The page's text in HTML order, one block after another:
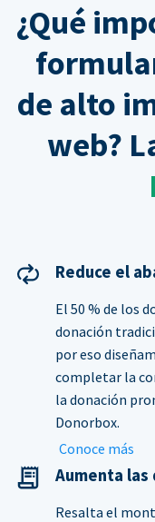
¿Qué
de alto
web?
Reduce el
El 50 % de los
donación
por eso
completar la
la donación
Donorbox.
Conoce más
Aumenta
Resalta el